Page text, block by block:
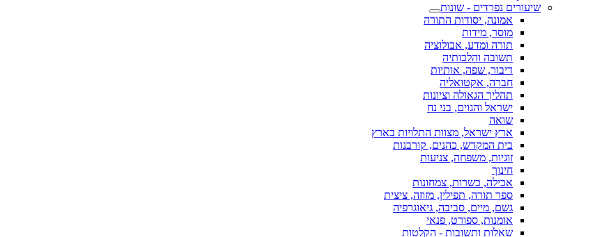
שיעורים נפרדים - שונות
אמונה, יסודות התורה
מוסר, מידות
תורה ומדע, אבולוציה
תשובה והלכותיה
דיבור, שפה, אותיות
חברה, אקטואליה
תהליך הגאולה וציונות
ישראל והגוים, בני נח
שואה
ארץ ישראל, מצוות התלויות בארץ
בית המקדש, כהנים, קורבנות
זוגיות, משפחה, צניעות
חינוך
אכילה, כשרות, צמחונות
ספר תורה, תפילין, מזוזה, ציצית
גשם, מיים, סביבה, גיאוגרפיה
אומנות, ספורט, פנאי
שאלות ותשובות - הקלטות